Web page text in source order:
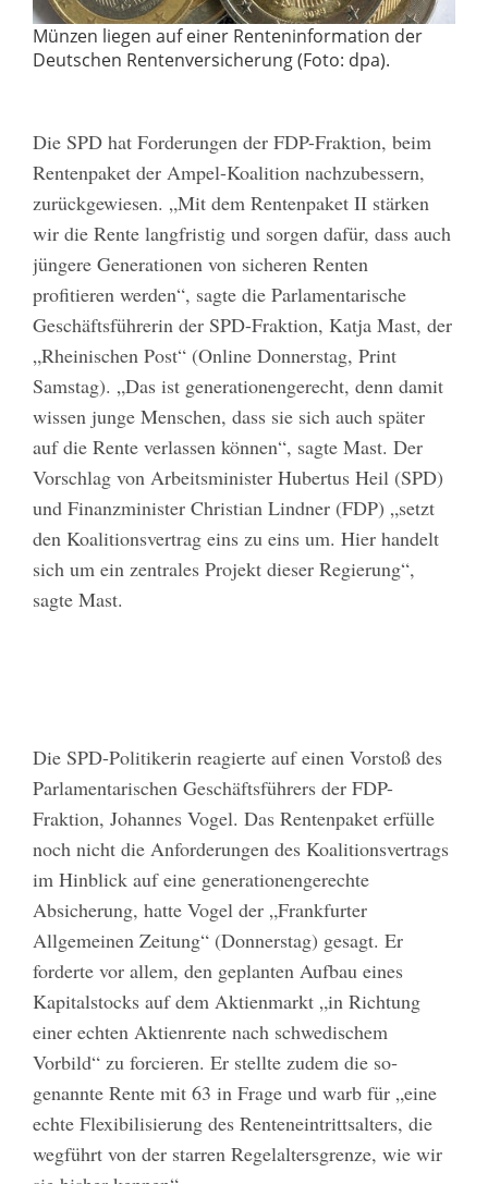
Münzen liegen auf einer Renteninformation der
Deutschen Rentenversicherung (Foto: dpa).
Die SPD hat Forderungen der FDP-Fraktion, beim
Rentenpaket der Ampel-Koalition nachzubessern,
zurückgewiesen. „Mit dem Rentenpaket II stärken
wir die Rente langfristig und sorgen dafür, dass auch
jüngere Generationen von sicheren Renten
profitieren werden“, sagte die Parlamentarische
Geschäftsführerin der SPD-Fraktion, Katja Mast, der
„Rheinischen Post“ (Online Donnerstag, Print
Samstag). „Das ist generationengerecht, denn damit
wissen junge Menschen, dass sie sich auch später
auf die Rente verlassen können“, sagte Mast. Der
Vorschlag von Arbeitsminister Hubertus Heil (SPD)
und Finanzminister Christian Lindner (FDP) „setzt
den Koalitionsvertrag eins zu eins um. Hier handelt
sich um ein zentrales Projekt dieser Regierung“,
sagte Mast.
Die SPD-Politikerin reagierte auf einen Vorstoß des
Parlamentarischen Geschäftsführers der FDP-
Fraktion, Johannes Vogel. Das Rentenpaket erfülle
noch nicht die Anforderungen des Koalitionsvertrags
im Hinblick auf eine generationengerechte
Absicherung, hatte Vogel der „Frankfurter
Allgemeinen Zeitung“ (Donnerstag) gesagt. Er
forderte vor allem, den geplanten Aufbau eines
Kapitalstocks auf dem Aktienmarkt „in Richtung
einer echten Aktienrente nach schwedischem
Vorbild“ zu forcieren. Er stellte zudem die so­
genannte Rente mit 63 in Frage und warb für „eine
echte Flexibilisierung des Renteneintrittsalters, die
wegführt von der starren Regelaltersgrenze, wie wir